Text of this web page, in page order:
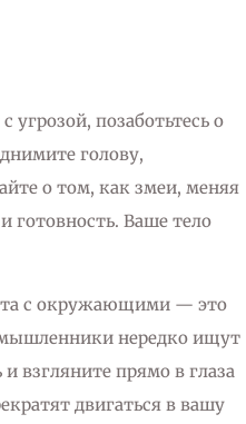
угрозой, позаботьтесь о
голову,
о том, как змеи, меняя
Ваше тело
с окружающими — это
нередко ищут
взгляните прямо в глаза
двигаться в вашу